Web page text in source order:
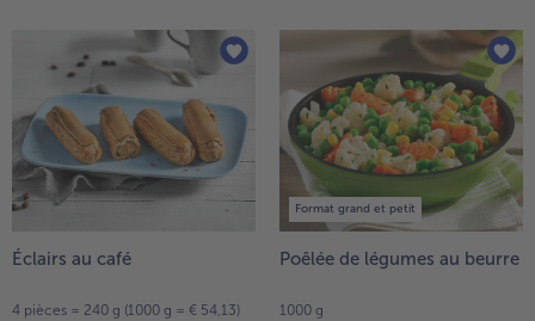
Éclairs au café
4 pièces = 240 g (1000 g = € 54,13)
Format grand et petit
Poêlée de légumes au beurre
1000 g